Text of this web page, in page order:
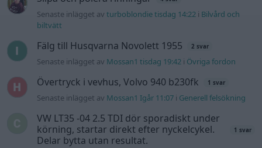
Senaste inlägget avturboblondie tisdag 14:22 i Bilvård och
biltvätt
Fälg till Husqvarna Novolett 1955 2 svar
Senaste inlägget av Mossan1 tisdag 19:42 i Övriga fordon
Övertryck i vevhus, Volvo 940 b230fk 1 svar
Senaste inlägget av Mossan1 Igår 11:07 i Generell felsökning
VW LT35 -04 2.5 TDI dör sporadiskt under
körning, startar direkt efter nyckelcykel.
Delar bytta utan resultat.
1 svar